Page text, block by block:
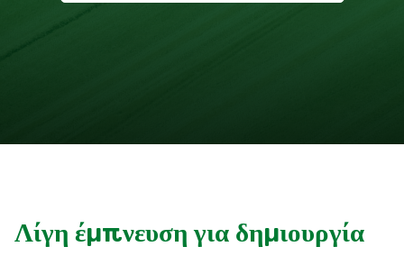
Λίγη έμπνευση για δημιουργία